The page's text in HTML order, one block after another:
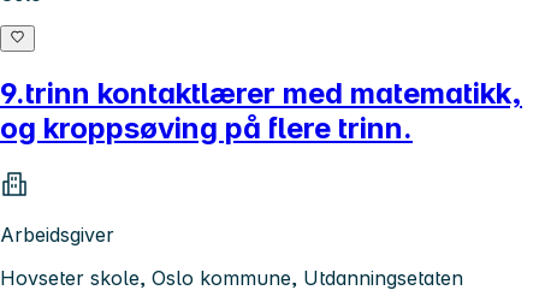
9.trinn kontaktlærer med matematikk,
og kroppsøving på flere trinn.
Arbeidsgiver
Hovseter skole, Oslo kommune, Utdanningsetaten